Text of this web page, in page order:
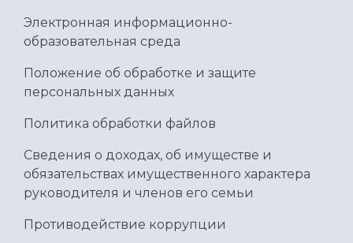
Электронная информационно-
образовательная среда
Положение об обработке и защите
персональных данных
Политика обработки файлов
Сведения о доходах, об имуществе и
обязательствах имущественного характера
руководителя и членов его семьи
Противодействие коррупции